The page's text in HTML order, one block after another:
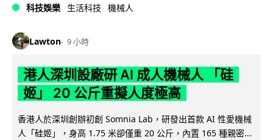
科技娛樂 生活科技 機械人
Lawton 9 小時
港人深圳設廠研 AI 成人機械人 「硅
姬」 20 公斤重擬人度極高
香港人於深圳創辦初創 Somnia Lab，研發出首款 AI 性愛機械
人「硅姬」，身高 1.75 米卻僅重 20 公斤，內置 165 種親密...